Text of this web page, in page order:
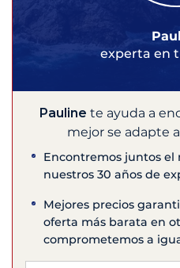
experta en
Pauline te ayuda a
mejor se adapte
Encontremos juntos el
nuestros 30 años de
Mejores precios
oferta más barata en
comprometemos a